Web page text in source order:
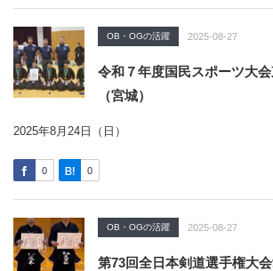
OB・OGの活躍 2025-08-27
令和７年度国民スポーツ大
（宮城）
2025年8月24日（日）
0 0
OB・OGの活躍 2025-08-27
第73回全日本剣道選手権大